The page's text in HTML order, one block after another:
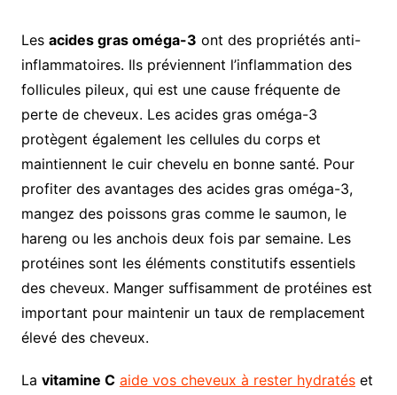
Les acides gras oméga-3 ont des propriétés anti-
inflammatoires. Ils préviennent l’inflammation des
follicules pileux, qui est une cause fréquente de
perte de cheveux. Les acides gras oméga-3
protègent également les cellules du corps et
maintiennent le cuir chevelu en bonne santé. Pour
profiter des avantages des acides gras oméga-3,
mangez des poissons gras comme le saumon, le
hareng ou les anchois deux fois par semaine. Les
protéines sont les éléments constitutifs essentiels
des cheveux. Manger suffisamment de protéines est
important pour maintenir un taux de remplacement
élevé des cheveux.
La vitamine C aide vos cheveux à rester hydratéset